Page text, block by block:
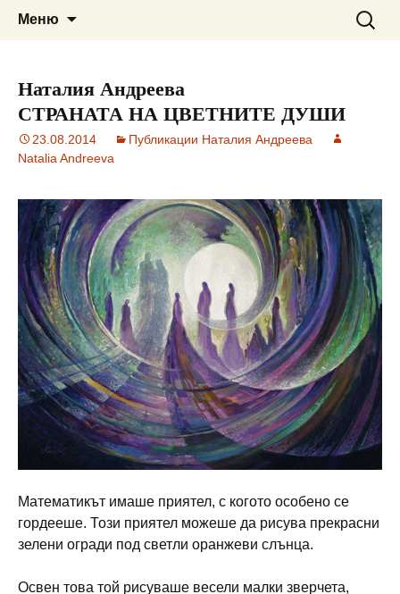
ВЕДРА РАНИНА
Сайт за наука, литература и
мистично познание
Меню
за:
Наталия Андреева
СТРАНАТА НА ЦВЕТНИТЕ ДУШИ
23.08.2014
Публикации Наталия Андреева
Natalia Andreeva
Математикът имаше приятел, с когото особено се
гордееше. Този приятел можеше да рисува прекрасни
зелени огради под светли оранжеви слънца.
Освен това той рисуваше весели малки зверчета,